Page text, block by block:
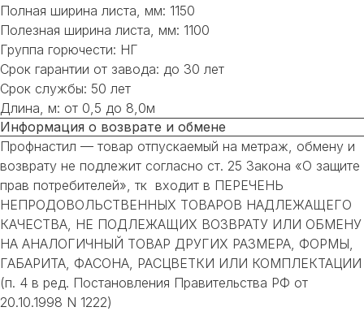
Полная ширина листа, мм: 1150
Полезная ширина листа, мм: 1100
Группа горючести: НГ
Срок гарантии от завода: до 30 лет
Срок службы: 50 лет
Длина, м: от 0,5 до 8,0м
Информация о возврате и обмене
Профнастил — товар отпускаемый на метраж, обмену и
возврату не подлежит согласно ст. 25 Закона «О защите
прав потребителей», тк входит в ПЕРЕЧЕНЬ
НЕПРОДОВОЛЬСТВЕННЫХ ТОВАРОВ НАДЛЕЖАЩЕГО
КАЧЕСТВА, НЕ ПОДЛЕЖАЩИХ ВОЗВРАТУ ИЛИ ОБМЕНУ
НА АНАЛОГИЧНЫЙ ТОВАР ДРУГИХ РАЗМЕРА, ФОРМЫ,
ГАБАРИТА, ФАСОНА, РАСЦВЕТКИ ИЛИ КОМПЛЕКТАЦИИ
(п. 4 в ред. Постановления Правительства РФ от
20.10.1998 N 1222)
НЕ НАШЛИ НУЖНОЕ
ИЛИ НУЖНА ПОМОЩЬ